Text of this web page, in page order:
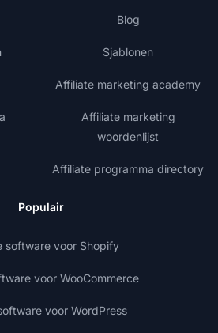
Blog
Sjablonen
Affiliate marketing academy
Affiliate marketing
woordenlijst
Affiliate programma directory
Populair
software voor Shopify
voor WooCommerce
voor WordPress